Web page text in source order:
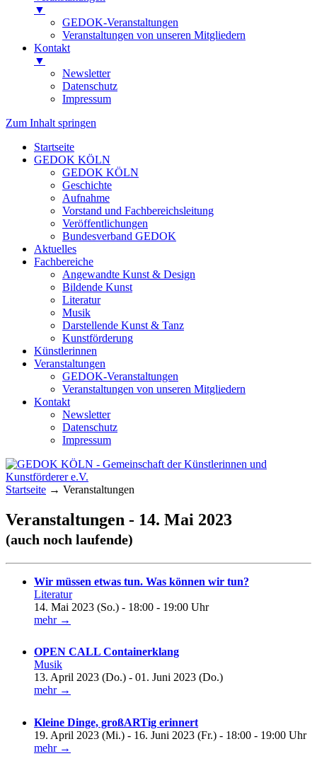
▼
GEDOK-Veranstaltungen
Veranstaltungen von unseren Mitgliedern
Kontakt
▼
Newsletter
Datenschutz
Impressum
Zum Inhalt springen
Startseite
GEDOK KÖLN
GEDOK KÖLN
Geschichte
Aufnahme
Vorstand und Fachbereichsleitung
Veröffentlichungen
Bundesverband GEDOK
Aktuelles
Fachbereiche
Angewandte Kunst & Design
Bildende Kunst
Literatur
Musik
Darstellende Kunst & Tanz
Kunstförderung
Künstlerinnen
Veranstaltungen
GEDOK-Veranstaltungen
Veranstaltungen von unseren Mitgliedern
Kontakt
Newsletter
Datenschutz
Impressum
GEDOK KÖLN
Gemeinschaft der Künstlerinnen und
Kunstförderer e.V.
Startseite → Veranstaltungen
Veranstaltungen - 14. Mai 2023
(auch noch laufende)
Wir müssen etwas tun. Was können wir tun?
Literatur
14. Mai 2023 (So.) - 18:00 - 19:00 Uhr
mehr →
OPEN CALL Containerklang
Musik
13. April 2023 (Do.) - 01. Juni 2023 (Do.)
mehr →
Kleine Dinge, großARTig erinnert
19. April 2023 (Mi.) - 16. Juni 2023 (Fr.) - 18:00 - 19:00 Uhr
mehr →